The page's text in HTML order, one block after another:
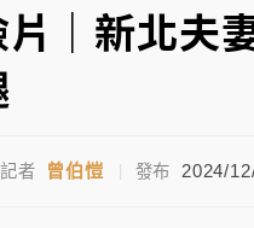
片｜新北夫
記者 曾伯愷 發布 2024/